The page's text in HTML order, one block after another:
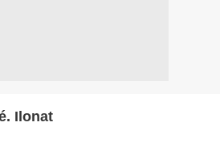
Un amour contrarié. Ilonat